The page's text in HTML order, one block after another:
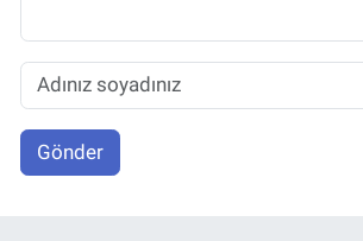
Gönder